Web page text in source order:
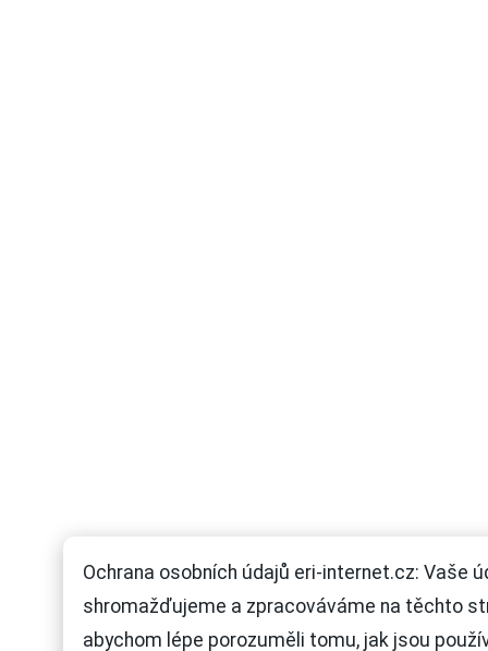
Ochrana osobních údajů eri-internet.cz: Vaše
shromažďujeme a zpracováváme na těchto
abychom lépe porozuměli tomu, jak jsou